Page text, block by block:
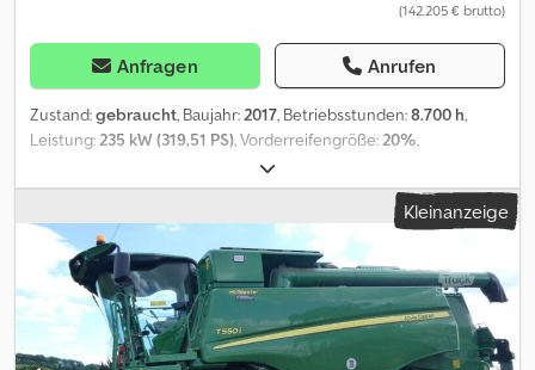
(142.205 € brutto)
Anfragen Anrufen
Zustand:gebraucht, Baujahr:2017, Betriebsstunden:8.700 h,
Leistung:235 kW (319,51 PS), Vorderreifengröße:20%,
, Reifenzustand:
Allradantrieb, Bordcomputer, Fronthubwerk, Kabine,
, Betriebsstunden:8700, Steuergerät - Doppelt
wirkend (4x), Dreipunkt / Heckhubwerkanhängung, Elektronische
Hubwerksregelung (EHR), Radio_____,Lagerort:Kunde Crjdoyu
Enhspfx Apyef
Kleinanzeige